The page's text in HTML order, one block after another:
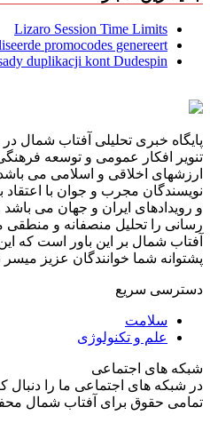
Lizaro Session Time Limits
promocodes genereert
duplikacji kont Dudespin
پایگاه خبری تحلیلی آفتاب شمال
تنویر افکار عمومی و توسعه
ارزشهای اخلاقی و اسلامی می باشد
نویسندگان مجرب و جوان با اعتقاد
و رویدادهای ایران و جهان می
رسانی را تحلیل منصفانه و منطقی
آفتاب شمال بر این باور است که
پشتوانه شما خوانندگان عزیز میسر
دسترسی سریع
سلامت
علم و تکنولوژی
شبکه های اجتماعی
در شبکه های اجتماعی ما را دنبال
تمامی حقوق برای آفتاب شمال